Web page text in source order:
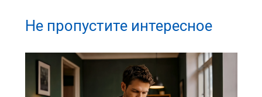
Не пропустите интересное